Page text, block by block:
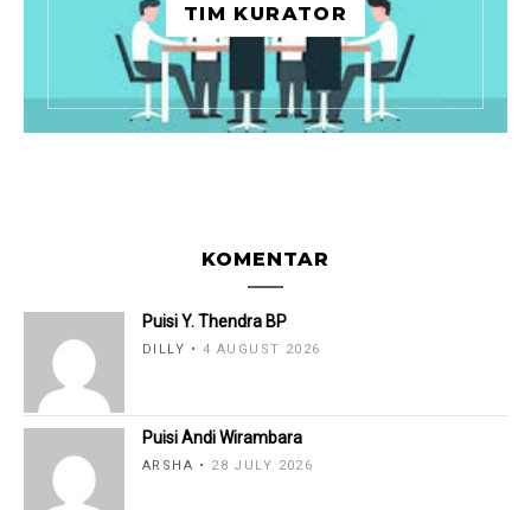
TIM KURATOR
KOMENTAR
Puisi Y. Thendra BP
DILLY 4 AUGUST 2026
Puisi Andi Wirambara
ARSHA 28 JULY 2026